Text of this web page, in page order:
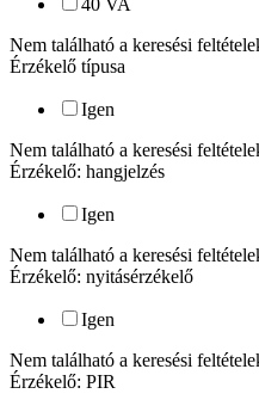
40 VA
Nem található a keresési
Érzékelő típusa
Igen
Nem található a keresési
Érzékelő: hangjelzés
Igen
Nem található a keresési
Érzékelő: nyitásérzékelő
Igen
Nem található a keresési
Érzékelő: PIR